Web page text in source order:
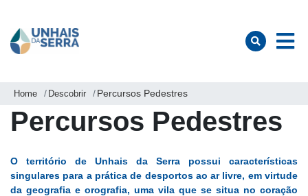
Home Descobrir Percursos Pedestres
Percursos Pedestres
O território de Unhais da Serra possui características
singulares para a prática de desportos ao ar livre, em virtude
da geografia e orografia, uma vila que se situa no coração